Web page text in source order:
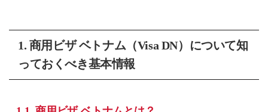
1. 商用ビザ ベトナム（Visa DN）について知
っておくべき基本情報